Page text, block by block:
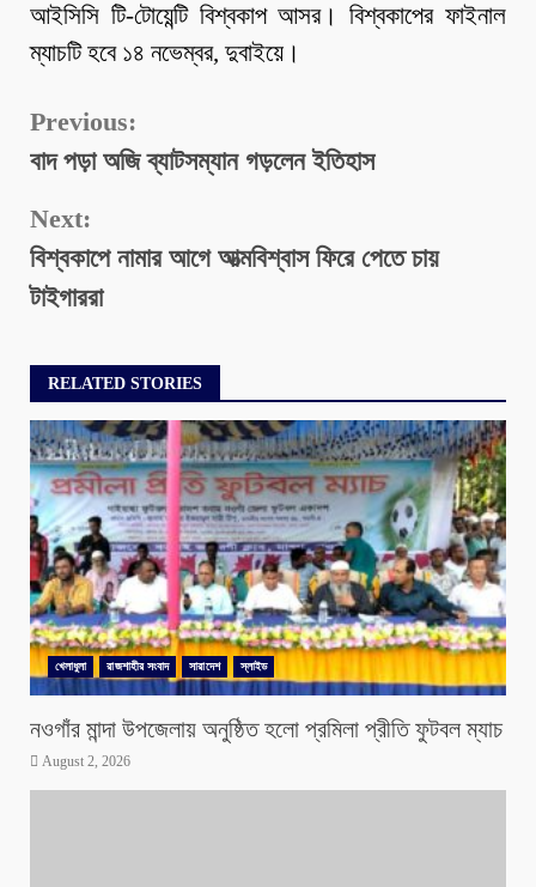
আইসিসি টি-টোয়েন্টি বিশ্বকাপ আসর। বিশ্বকাপের ফাইনাল
ম্যাচটি হবে ১৪ নভেম্বর, দুবাইয়ে।
Continue
Reading
Previous:
বাদ পড়া অজি ব্যাটসম্যান গড়লেন ইতিহাস
Next:
বিশ্বকাপে নামার আগে আত্মবিশ্বাস ফিরে পেতে চায়
টাইগাররা
RELATED STORIES
খেলাধুলা রাজশাহীর সংবাদ সারাদেশ স্লাইড
নওগাঁর মান্দা উপজেলায় অনুষ্ঠিত হলো প্রমিলা প্রীতি ফুটবল ম্যাচ
August 2, 2026